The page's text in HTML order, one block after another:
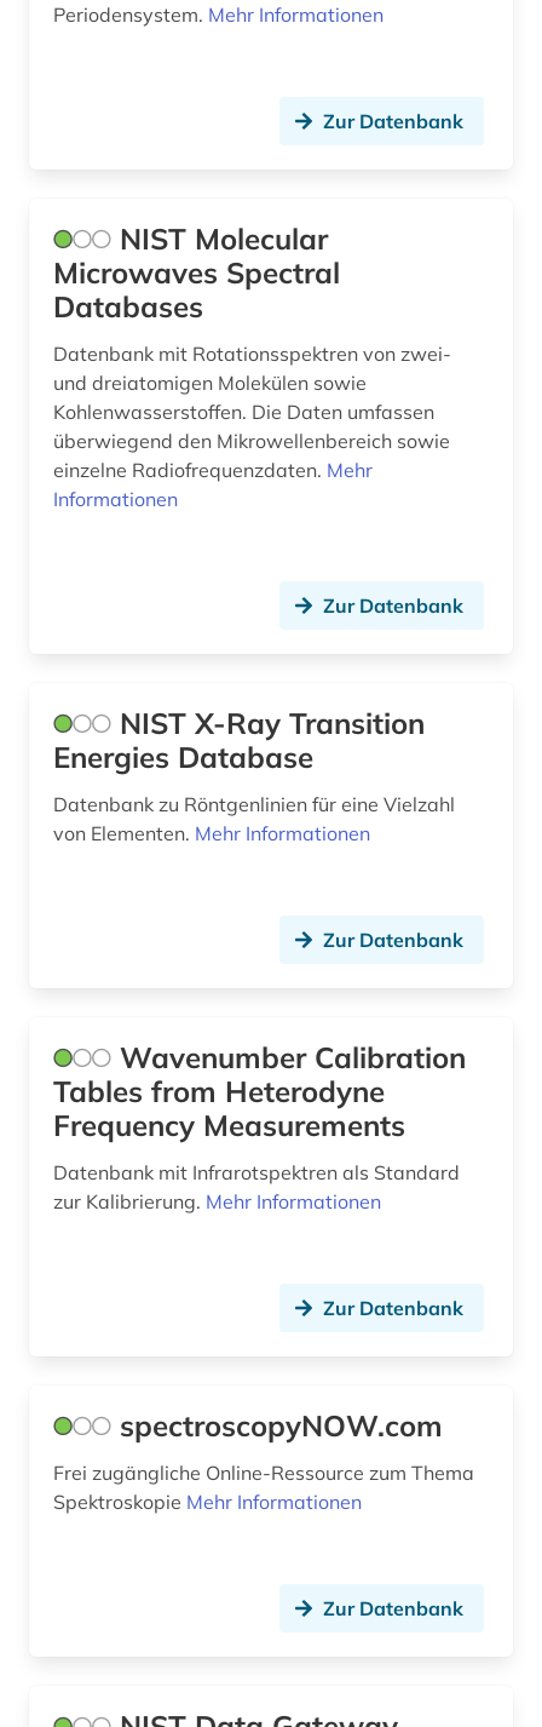
Periodensystem. Mehr Informationen
Zur Datenbank
NIST Molecular
Microwaves Spectral
Databases
Datenbank mit Rotationsspektren von zwei-
und dreiatomigen Molekülen sowie
Kohlenwasserstoffen. Die Daten umfassen
überwiegend den Mikrowellenbereich sowie
einzelne Radiofrequenzdaten. Mehr
Informationen
Zur Datenbank
NIST X-Ray Transition
Energies Database
Datenbank zu Röntgenlinien für eine Vielzahl
von Elementen. Mehr Informationen
Zur Datenbank
Wavenumber Calibration
Tables from Heterodyne
Frequency Measurements
Datenbank mit Infrarotspektren als Standard
zur Kalibrierung. Mehr Informationen
Zur Datenbank
spectroscopyNOW.com
Frei zugängliche Online-Ressource zum Thema
Spektroskopie Mehr Informationen
Zur Datenbank